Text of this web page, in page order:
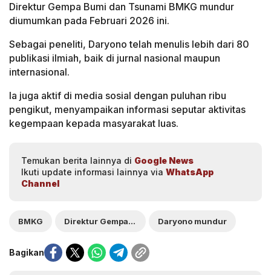
Direktur Gempa Bumi dan Tsunami BMKG mundur
diumumkan pada Februari 2026 ini.
Sebagai peneliti, Daryono telah menulis lebih dari 80
publikasi ilmiah, baik di jurnal nasional maupun
internasional.
Ia juga aktif di media sosial dengan puluhan ribu
pengikut, menyampaikan informasi seputar aktivitas
kegempaan kepada masyarakat luas.
Temukan berita lainnya di Google News
Ikuti update informasi lainnya via WhatsApp
Channel
BMKG Direktur Gempa Bumi dan Tsunami Daryono mundur
Bagikan